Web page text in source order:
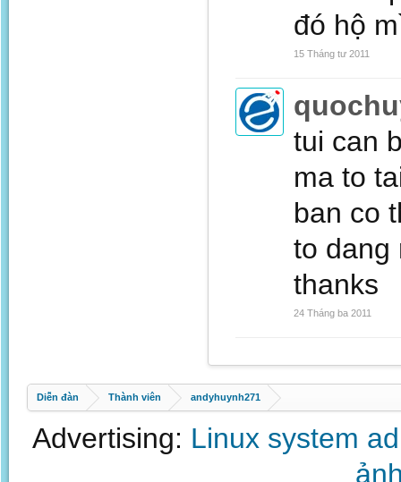
đó hộ
15 Tháng tư 2011
tui can
ma to
ban co
to dang
thanks
24 Tháng ba 2011
Diễn đàn Thành viên andyhuynh271
Advertising: Linux system